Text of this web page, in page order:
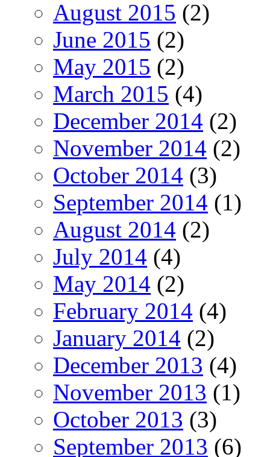
August 2015 (2)
June 2015 (2)
May 2015 (2)
March 2015 (4)
December 2014 (2)
November 2014 (2)
October 2014 (3)
September 2014 (1)
August 2014 (2)
July 2014 (4)
May 2014 (2)
February 2014 (4)
January 2014 (2)
December 2013 (4)
November 2013 (1)
October 2013 (3)
September 2013 (6)